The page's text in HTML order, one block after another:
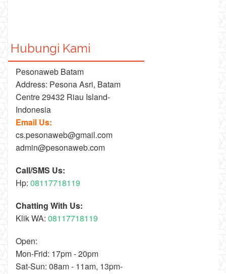
Hubungi Kami
Pesonaweb Batam
Address: Pesona Asri, Batam
Centre 29432 Riau Island-
Indonesia
Email Us:
cs.pesonaweb@gmail.com
admin@pesonaweb.com
Call/SMS Us:
Hp: 08117718119
Chatting With Us:
Klik WA: 08117718119
Open:
Mon-Frid: 17pm - 20pm
Sat-Sun: 08am - 11am, 13pm-